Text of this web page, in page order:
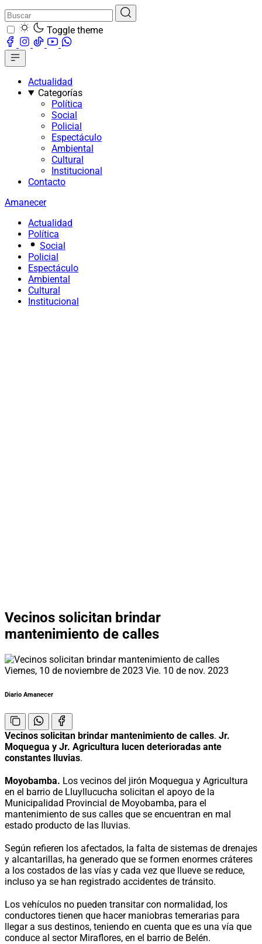
Toggle theme
Actualidad
Categorías
Política
Social
Policial
Espectáculo
Ambiental
Cultural
Institucional
Contacto
Amanecer
Actualidad
Política
Social
Policial
Espectáculo
Ambiental
Cultural
Institucional
Vecinos solicitan brindar
mantenimiento de calles
Viernes, 10 de noviembre de 2023 Vie. 10 de nov. 2023
Diario Amanecer
Vecinos solicitan brindar mantenimiento de calles. Jr.
Moquegua y Jr. Agricultura lucen deterioradas ante
constantes lluvias.
Moyobamba. Los vecinos del jirón Moquegua y Agricultura
en el barrio de Lluyllucucha solicitan el apoyo de la
Municipalidad Provincial de Moyobamba, para el
mantenimiento de sus calles que se encuentran en mal
estado producto de las lluvias.
Según refieren los afectados, la falta de sistemas de drenajes
y alcantarillas, ha generado que se formen enormes cráteres
a los costados de las vías y cada vez que llueve se reduce,
incluso ya se han registrado accidentes de tránsito.
Los vehículos no pueden transitar con normalidad, los
conductores tienen que hacer maniobras temerarias para
llegar a sus destinos, teniendo en cuenta que es una vía que
conduce al sector Miraflores, en el barrio de Belén.